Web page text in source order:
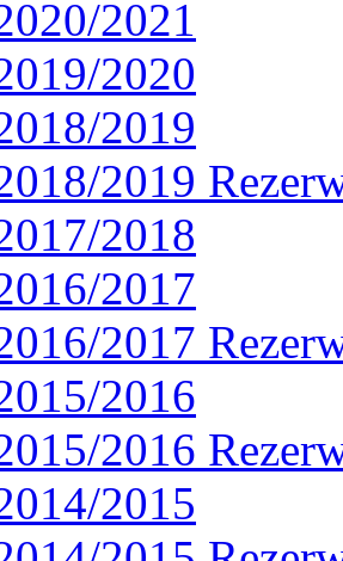
2021
2020
2019
2019
2018
2017
2017
2016
2016
2015